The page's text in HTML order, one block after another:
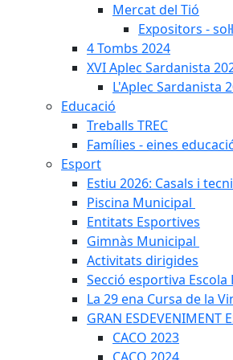
Mercat del Tió
Expositors -
4 Tombs 2024
XVI Aplec Sardanista
L'Aplec Sardanista
Educació
Treballs TREC
Famílies - eines
Esport
Estiu 2026: Casals i
Piscina Municipal
Entitats Esportives
Gimnàs Municipal
Activitats dirigides
Secció esportiva Escola
La 29 ena Cursa de la
GRAN ESDEVENIMENT
CACO 2023